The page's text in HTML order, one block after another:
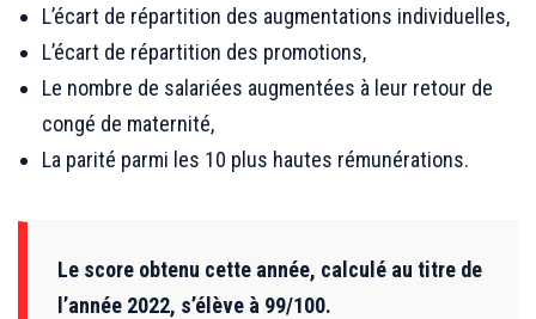
L’écart de répartition des augmentations individuelles,
L’écart de répartition des promotions,
Le nombre de salariées augmentées à leur retour de
congé de maternité,
La parité parmi les 10 plus hautes rémunérations.
Le score obtenu cette année, calculé au titre de
l’année 2022, s’élève à 99/100.